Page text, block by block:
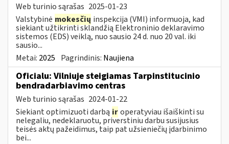
Web turinio sąrašas 2025-01-23
Valstybinė mokesčių inspekcija (VMI) informuoja, kad
siekiant užtikrinti sklandžią Elektroninio deklaravimo
sistemos (EDS) veiklą, nuo sausio 24 d. nuo 20 val. iki
sausio...
Metai: 2025 Pagrindinis: Naujiena
Oficialu: Vilniuje steigiamas Tarpinstitucinio
bendradarbiavimo centras
Web turinio sąrašas 2024-01-22
Siekiant optimizuoti darbą iroperatyviau išaiškinti su
nelegaliu, nedeklaruotu, priverstiniu darbu susijusius
teisės aktų pažeidimus, taip pat užsieniečių įdarbinimo
bei...